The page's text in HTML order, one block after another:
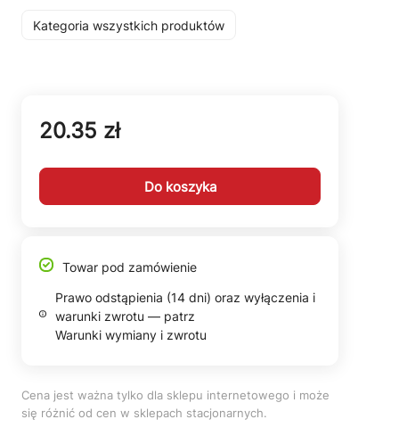
Kategoria wszystkich produktów
20.35 zł
Do koszyka
Towar pod zamówienie
Prawo odstąpienia (14 dni) oraz wyłączenia i
warunki zwrotu — patrz
Warunki wymiany i zwrotu
Cena jest ważna tylko dla sklepu internetowego i może
się różnić od cen w sklepach stacjonarnych.